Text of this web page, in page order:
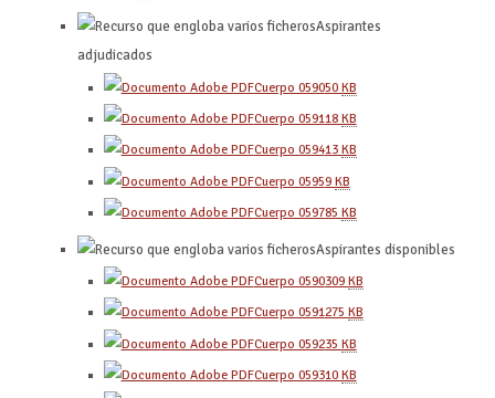
Aspirantes
adjudicados
Cuerpo 059050 KB
Cuerpo 059118 KB
Cuerpo 059413 KB
Cuerpo 05959 KB
Cuerpo 059785 KB
Aspirantes disponibles
Cuerpo 0590309 KB
Cuerpo 0591275 KB
Cuerpo 059235 KB
Cuerpo 059310 KB